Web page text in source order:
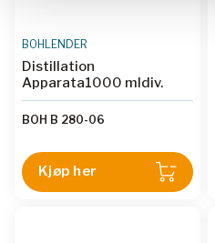
BOHLENDER
Distillation
Apparata1000 mldiv.
BOH B 280-06
Kjøp her